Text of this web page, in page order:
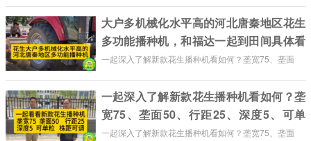
大户多机械化水平高的河北唐秦地区花生
多功能播种机，和福达一起到田间具体看
有多少个功能？
一起深入了解新款花生播种机看如何？垄宽75、垄面
播……
一起深入了解新款花生播种机看如何？垄
宽75、垄面50、行距25、深度5、可单
粒、株距可调、种肥同播……
一起深入了解新款花生播种机看如何？垄宽75、垄面